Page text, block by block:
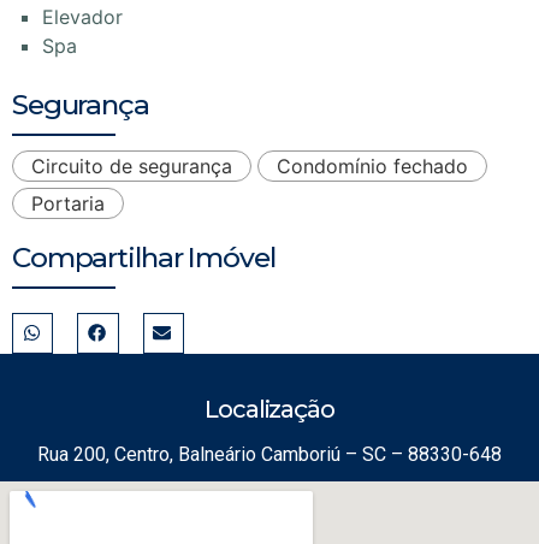
Elevador
Spa
Segurança
Circuito de segurança
Condomínio fechado
Portaria
Compartilhar Imóvel
Localização
Rua 200, Centro, Balneário Camboriú – SC – 88330-648